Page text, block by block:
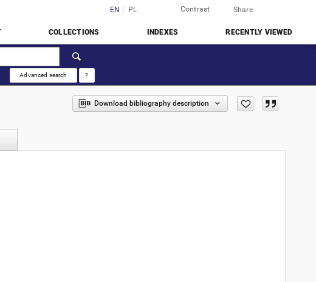
EN PL Contrast Share
COLLECTIONS INDEXES RECENTLY VIEWED
Advanced search ?
Download bibliography description